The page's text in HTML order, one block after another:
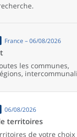
.
France – 06/08/2026
les communes,
06/08/2026
territoires
de votre choix